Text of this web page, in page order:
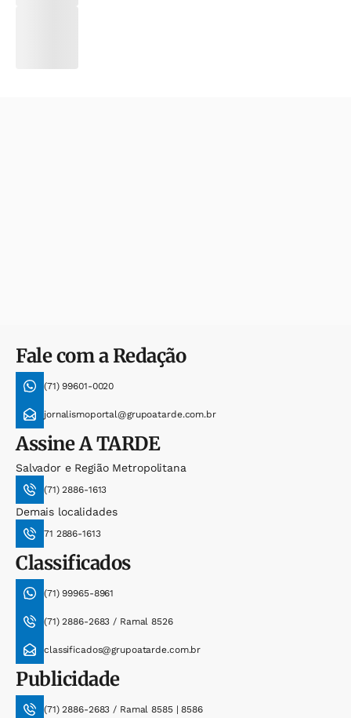
Fale com a Redação
(71) 99601-0020
jornalismoportal@grupoatarde.com.br
AssineA TARDE
Salvador e Região Metropolitana
(71) 2886-1613
Demais localidades
71 2886-1613
Classificados
(71) 99965-8961
(71) 2886-2683 / Ramal 8526
classificados@grupoatarde.com.br
Publicidade
(71) 2886-2683 / Ramal 8585 | 8586